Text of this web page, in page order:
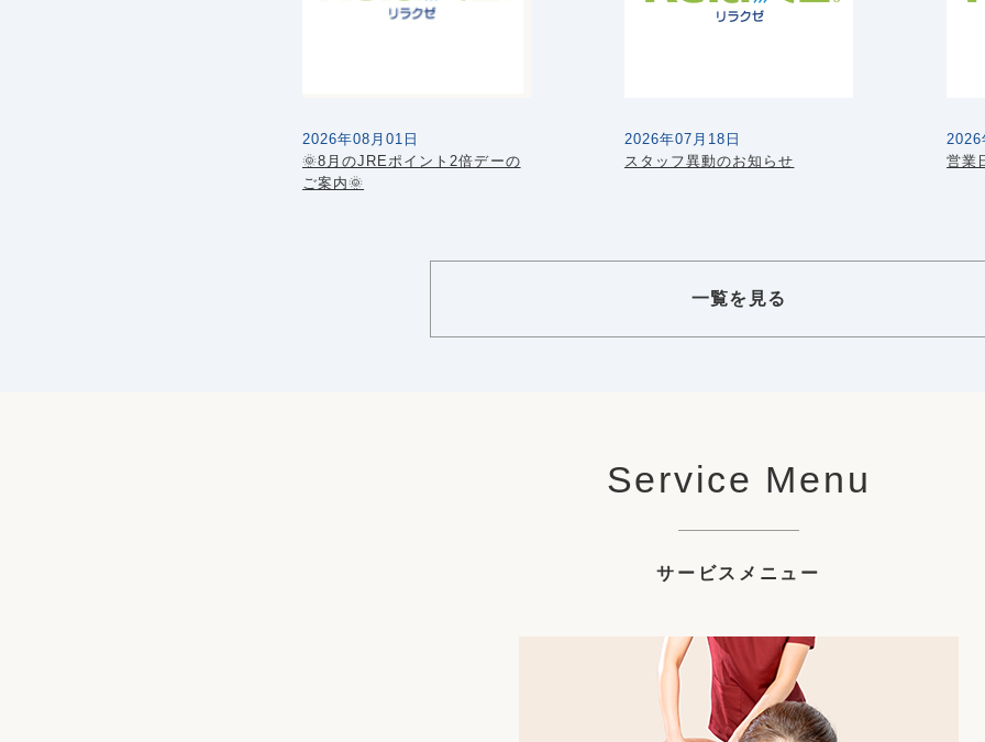
2026年08月01日
🌞8月のJREポイント2倍デーの
ご案内🌞
2026年07月18日
スタッフ異動のお知らせ
2026
営業
一覧を見る
Service Menu
サービスメニュー